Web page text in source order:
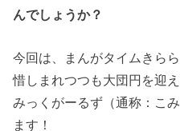
んでしょうか？
今回は、まんがタイムきら
惜しまれつつも大団円を迎
みっくがーるず（通称：こ
ます！